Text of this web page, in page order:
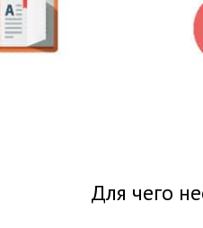
Для чего